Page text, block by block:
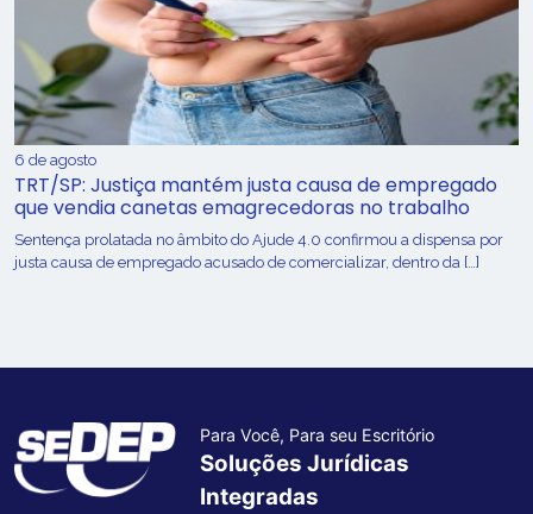
6 de agosto
TRT/SP: Justiça mantém justa causa de empregado
que vendia canetas emagrecedoras no trabalho
Sentença prolatada no âmbito do Ajude 4.0 confirmou a dispensa por
justa causa de empregado acusado de comercializar, dentro da […]
Para Você, Para seu Escritório
Soluções Jurídicas
Integradas